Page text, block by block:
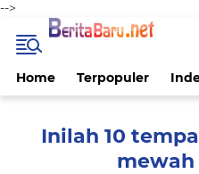
-->
Home Terpopuler
Inilah 10